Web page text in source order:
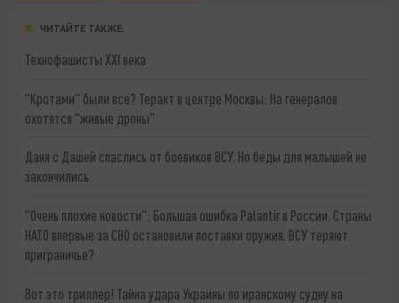
ЧИТАЙТЕ ТАКЖЕ:
Технофашисты XXI века
"Кротами" были все? Теракт в центре Москвы: На генералов
охотятся "живые дроны"
Даня с Дашей спаслись от боевиков ВСУ. Но беды для малышей не
закончились
"Очень плохие новости": Большая ошибка Palantir в России. Страны
НАТО впервые за СВО остановили поставки оружия. ВСУ теряют
приграничье?
Вот это триллер! Тайна удара Украины по иранскому судну на